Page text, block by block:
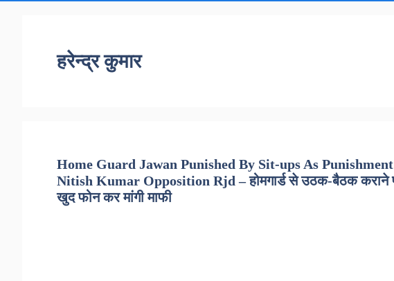
हरेन्द्र कुमार
Home Guard Jawan Punished By Sit-ups As
Nitish Kumar Opposition Rjd – होमगार्ड से उठक-बैठक कराने
खुद फोन कर मांगी माफी